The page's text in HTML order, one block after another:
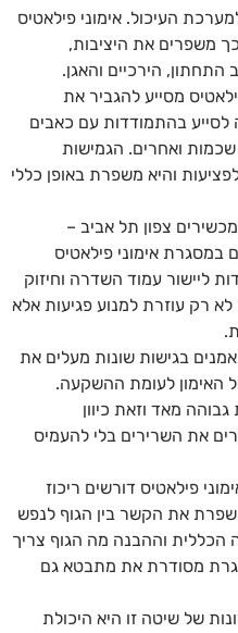
העיכול. אימוני פילאטיס
משפרים את היציבות,
הירכיים והאגן.
מסייע להגביר את
לסייע בהתמודדות עם כאבים
שכמות ואחרים. הגמישות
והיא משפרת באופן כללי
צפון תל אביב –
במסגרת אימוני פילאטיס
ליישור עמוד השדרה וחיזוק
רק עוזרת למנוע פגיעות אלא
בגישות שונות מעלים את
האימון לעומת ההשקעה.
מאד וזאת כיוון
את השרירים בלי להעמיס
פילאטיס דורשים ריכוז
את הקשר בין הגוף לנפש
הכללית וההבנה מה הגוף צריך
מסודרת את מתבטא גם
של שיטה זו היא היכולת